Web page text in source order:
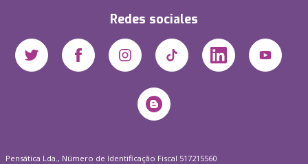
Redes sociales
Pensática Lda., Número de Identificação Fiscal 517215560